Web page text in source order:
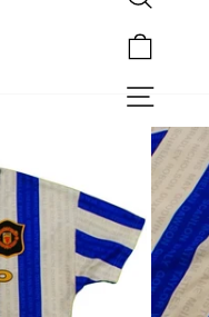
Rechercher
Navigation